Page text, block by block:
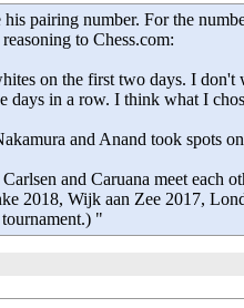
pairing number. For the
to Chess.com:
on the first two days. I don't
days in a row. I think what I
and Anand took spots
and Caruana meet each
2018, Wijk aan Zee 2017,
"